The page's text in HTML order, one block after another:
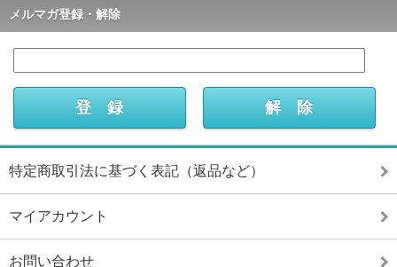
メルマガ登録・解除
特定商取引法に基づく表記（返品など）
マイアカウント
お問い合わせ